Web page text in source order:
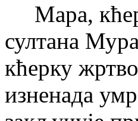
Мара,
султана
кћерку
изненада